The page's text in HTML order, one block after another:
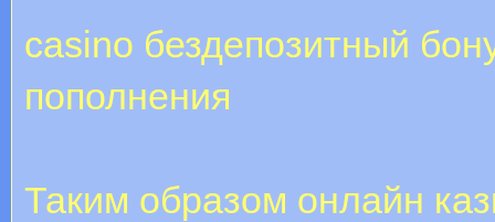
casino бездепозитный
пополнения
Таким образом онлайн